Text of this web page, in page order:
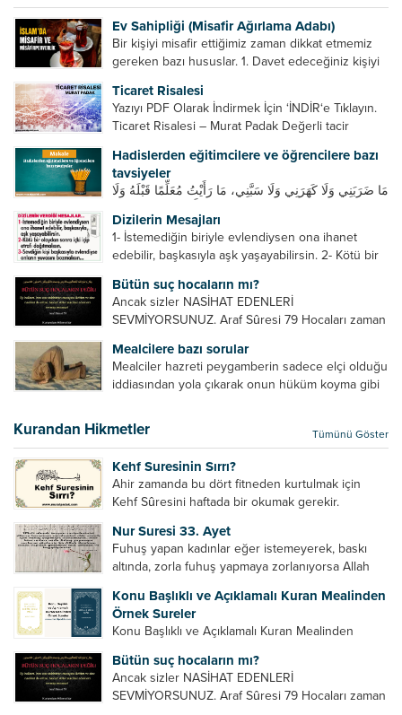
Ev Sahipliği (Misafir Ağırlama Adabı)
Bir kişiyi misafir ettiğimiz zaman dikkat etmemiz
gereken bazı hususlar. 1. Davet edeceğiniz kişiyi
önce, bir hafta önce veya gün içinde davet edin....
Ticaret Risalesi
Yazıyı PDF Olarak İndirmek İçin ‘İNDİR‘e Tıklayın.
Ticaret Risalesi – Murat Padak Değerli tacir
ticaret yapmaktır. Peygamber efendimiz de ticaret
yapmıştır. Hz. Hatice...
Hadislerden eğitimcilere ve öğrencilere bazı
tavsiyeler
مَا ضَرَبَنِي وَلَا كَهَرَنِي وَلَا سَبَّنِي، مَا رَأَيْتُ مُعَلِّمًا قَبْلَهُ وَلَا
ve sellem beni dövmedi, azarlamadı ve bana
sövmedi. Ben ne ondan önce...
Dizilerin Mesajları
1- İstemediğin biriyle evlendiysen ona ihanet
edebilir, başkasıyla aşk yaşayabilirsin. 2- Kötü bir
Sevdiğin kişi başkasıyla evlendiyse onların
yuvasını bozmalısın. 4- Hiçbir dizide...
Bütün suç hocaların mı?
Ancak sizler NASİHAT EDENLERİ
SEVMİYORSUNUZ. Araf Sûresi 79 Hocaları zaman
geliştirmeleri hususunda bazen açık bazen gizli
tenkitlerde bulunmuşuzdur. Örneğin hocalarda
olması gereken hususları sıralar ve...
Mealcilere bazı sorular
Mealciler hazreti peygamberin sadece elçi olduğu
iddiasından yola çıkarak onun hüküm koyma gibi
elçilik yaptığı makam adına teşri yapamaz. Sadece
elçi kelimesinin manasından...
Kurandan Hikmetler Tümünü Göster
Kehf Suresinin Sırrı?
Ahir zamanda bu dört fitneden kurtulmak için
Kehf Sûresini haftada bir okumak gerekir.
din algısı, yanlış din öğreten hoca algısını yenmek
vb. Dini doğru...
Nur Suresi 33. Ayet
Fuhuş yapan kadınlar eğer istemeyerek, baskı
altında, zorla fuhuş yapmaya zorlanıyorsa Allah
cariyelerinizi dünya hayatının menfaatini elde
etmek için fuhuş yapmaya zorlamayın. Her...
Konu Başlıklı ve Açıklamalı Kuran Mealinden
Örnek Sureler
Konu Başlıklı ve Açıklamalı Kuran Mealinden
Bütün suç hocaların mı?
Ancak sizler NASİHAT EDENLERİ
SEVMİYORSUNUZ. Araf Sûresi 79 Hocaları zaman